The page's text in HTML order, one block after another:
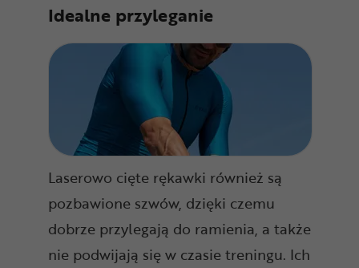
Idealne przyleganie
Laserowo cięte rękawki również są
pozbawione szwów, dzięki czemu
dobrze przylegają do ramienia, a także
nie podwijają się w czasie treningu. Ich